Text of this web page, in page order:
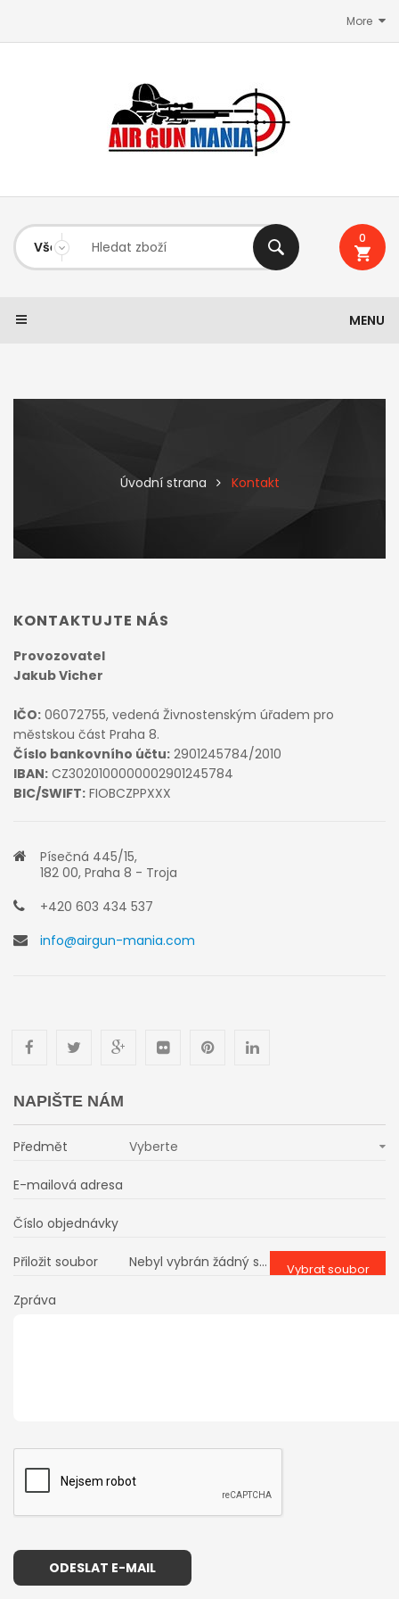
More
0
MENU
Úvodní strana Kontakt
KONTAKTUJTE NÁS
Provozovatel
Jakub Vicher
IČO: 06072755, vedená Živnostenským úřadem pro
městskou část Praha 8.
Číslo bankovního účtu: 2901245784/2010
IBAN: CZ3020100000002901245784
BIC/SWIFT: FIOBCZPPXXX
Písečná 445/15,
182 00, Praha 8 - Troja
+420 603 434 537
info@airgun-mania.com
NAPIŠTE NÁM
Předmět Vyberte
E-mailová adresa
Číslo objednávky
Přiložit soubor Nebyl vybrán žádný souborVybrat soubor
Zpráva
ODESLAT E-MAIL